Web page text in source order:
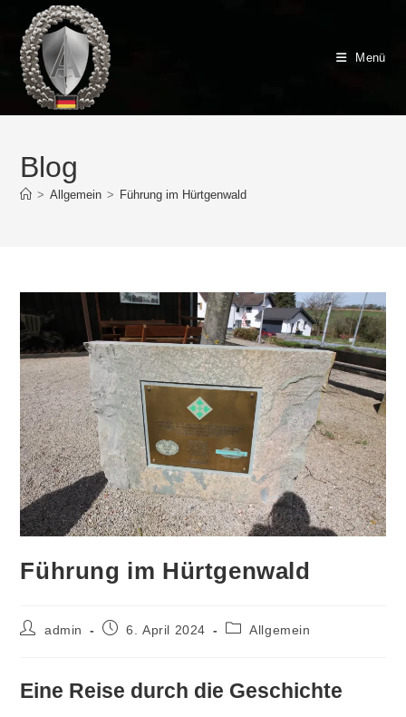
Inhalt
springen
Menü
Blog
> Allgemein > Führung im Hürtgenwald
Führung im Hürtgenwald
Beitrags-
admin
Beitrag6. April 2024
Beitrags-
Allgemein
Eine Reise durch die Geschichte